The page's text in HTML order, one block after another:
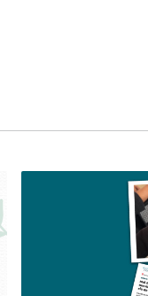
estos